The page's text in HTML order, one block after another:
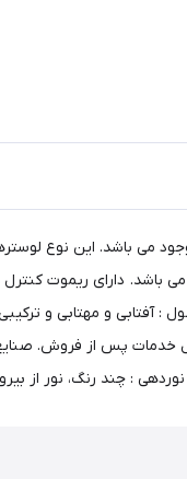
و طلایی موجود می باشد.
استفاده می شوند. ارتفاع نصب متغیر بوده و بین 40
: آفتابی و مهتابی و